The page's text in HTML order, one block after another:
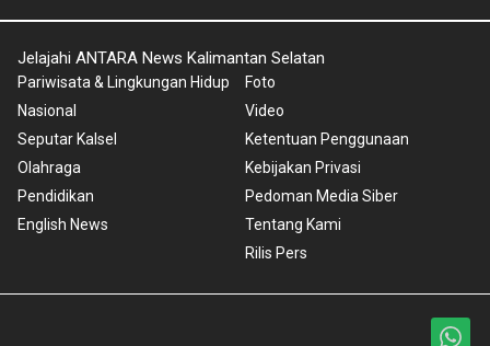
Jelajahi ANTARA News Kalimantan Selatan
Pariwisata & Lingkungan Hidup
Nasional
Seputar Kalsel
Olahraga
Pendidikan
English News
Foto
Video
Ketentuan Penggunaan
Kebijakan Privasi
Pedoman Media Siber
Tentang Kami
Rilis Pers